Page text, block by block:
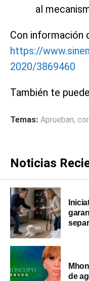
al
Con información
https://
2020/3869460
También te
Temas: Aprueban,
Noticias
de